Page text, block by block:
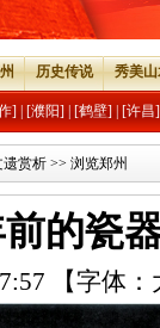
历史传说 秀美
] [濮阳] [鹤壁] [许昌]
遗赏析 >> 浏览郑州
的瓷
【字体：